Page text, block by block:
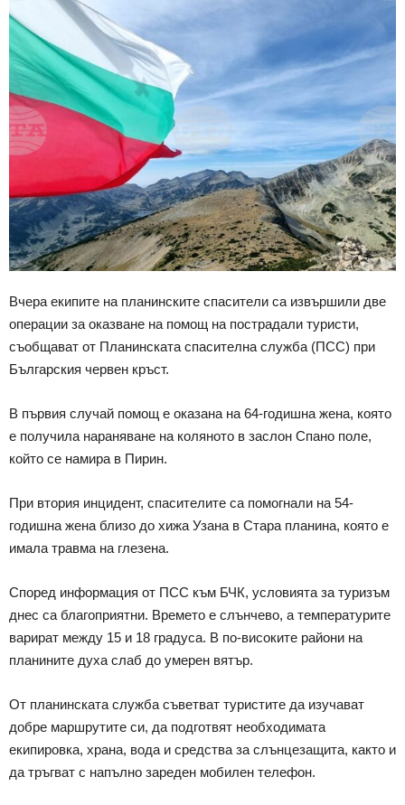
Вчера екипите на планинските спасители са извършили две
операции за оказване на помощ на пострадали туристи,
съобщават от Планинската спасителна служба (ПСС) при
Българския червен кръст.
В първия случай помощ е оказана на 64-годишна жена, която
е получила нараняване на коляното в заслон Спано поле,
който се намира в Пирин.
При втория инцидент, спасителите са помогнали на 54-
годишна жена близо до хижа Узана в Стара планина, която е
имала травма на глезена.
Според информация от ПСС към БЧК, условията за туризъм
днес са благоприятни. Времето е слънчево, а температурите
варират между 15 и 18 градуса. В по-високите райони на
планините духа слаб до умерен вятър.
От планинската служба съветват туристите да изучават
добре маршрутите си, да подготвят необходимата
екипировка, храна, вода и средства за слънцезащита, както и
да тръгват с напълно зареден мобилен телефон.